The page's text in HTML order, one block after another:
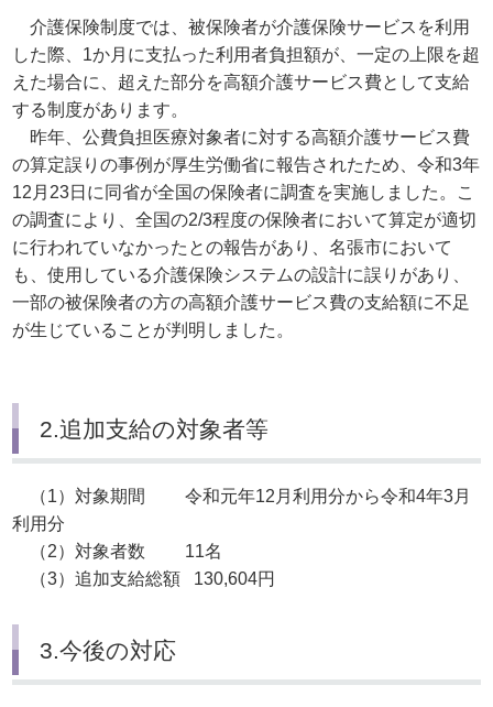
介護保険制度では、被保険者が介護保険サービスを利用
した際、1か月に支払った利用者負担額が、一定の上限を超
えた場合に、超えた部分を高額介護サービス費として支給
する制度があります。
昨年、公費負担医療対象者に対する高額介護サービス費
の算定誤りの事例が厚生労働省に報告されたため、令和3年
12月23日に同省が全国の保険者に調査を実施しました。こ
の調査により、全国の2/3程度の保険者において算定が適切
に行われていなかったとの報告があり、名張市において
も、使用している介護保険システムの設計に誤りがあり、
一部の被保険者の方の高額介護サービス費の支給額に不足
が生じていることが判明しました。
2.追加支給の対象者等
（1）対象期間 令和元年12月利用分から令和4年3月
利用分
（2）対象者数 11名
（3）追加支給総額 130,604円
3.今後の対応